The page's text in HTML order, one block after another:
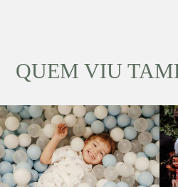
QUEM VIU